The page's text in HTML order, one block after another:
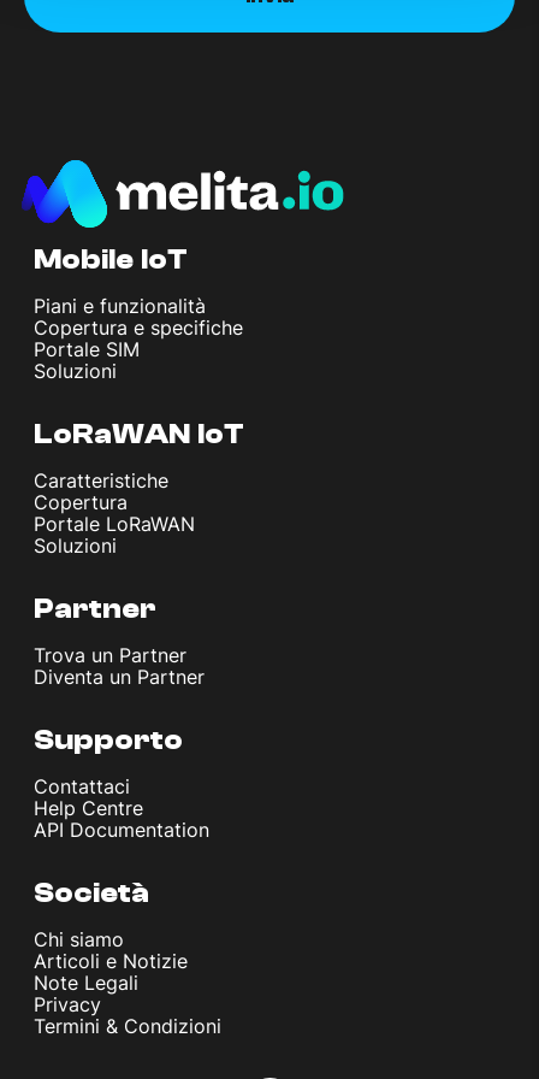
Mobile IoT
Piani e funzionalità
Copertura e specifiche
Portale SIM
Soluzioni
LoRaWAN IoT
Caratteristiche
Copertura
Portale LoRaWAN
Soluzioni
Partner
Trova un Partner
Diventa un Partner
Supporto
Contattaci
Help Centre
API Documentation
Società
Chi siamo
Articoli e Notizie
Note Legali
Privacy
Termini & Condizioni